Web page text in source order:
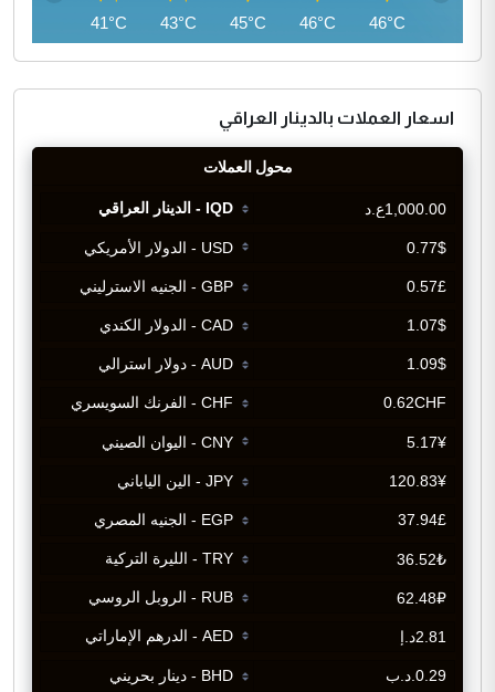
46°C
46°C
45°C
43°C
41°C
اسعار العملات بالدينار العراقي